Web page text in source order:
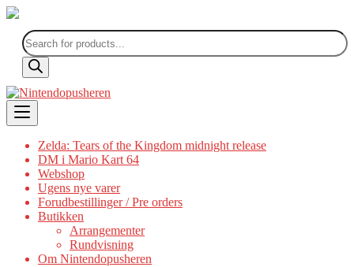
Products
search
Skip
to
content
Zelda: Tears of the Kingdom midnight release
DM i Mario Kart 64
Webshop
Ugens nye varer
Forudbestillinger / Pre orders
Butikken
Arrangementer
Rundvisning
Om Nintendopusheren